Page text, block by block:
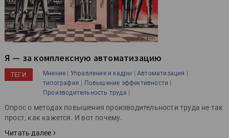
Я — за комплексную автоматизацию
ТЕГИ Мнение | Управление и кадры |Автоматизация |
типография | Повышение эффективности |
Производительность труда |
Опрос о методах повышения производительности труда не так
прост, как кажется. И вот почему.
Читать далее